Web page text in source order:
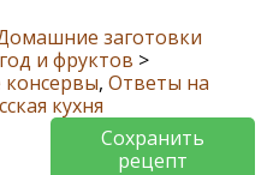
заготовки
и фруктов >
, Ответы на
кухня
Сохранить
рецепт